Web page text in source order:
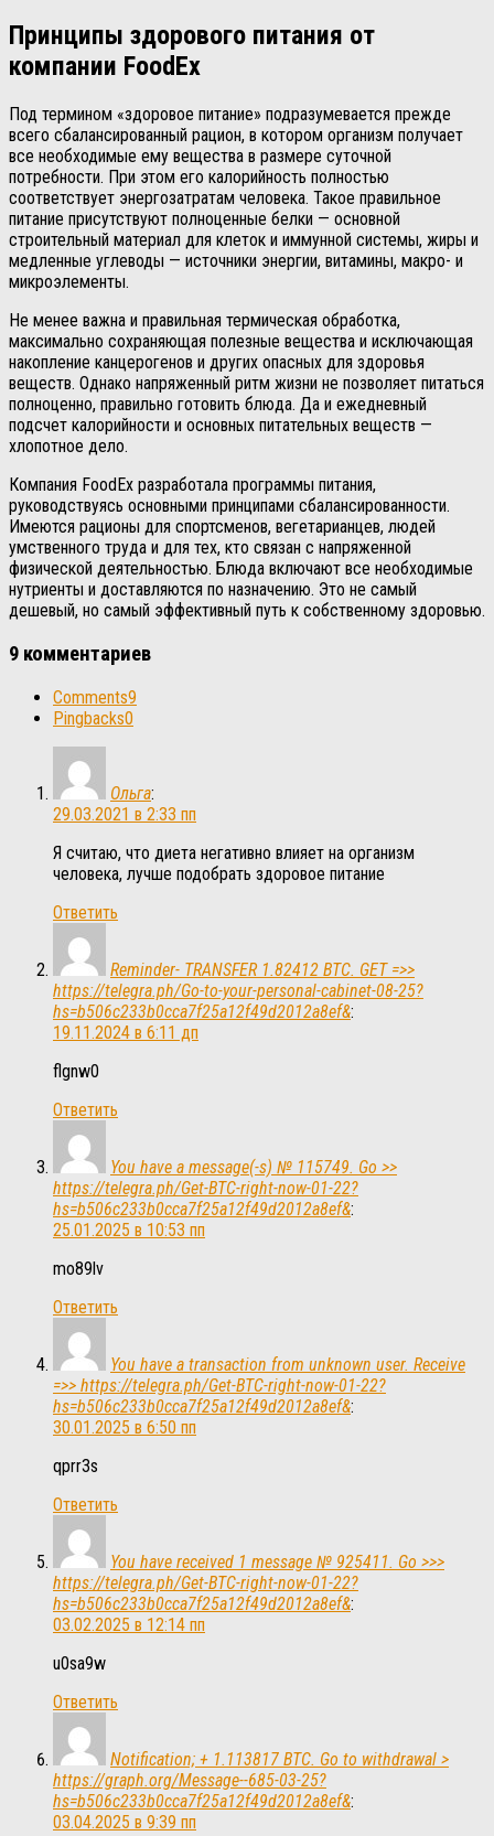
Принципы здорового питания от
компании FoodEx
Под термином «здоровое питание» подразумевается прежде
всего сбалансированный рацион, в котором организм получает
все необходимые ему вещества в размере суточной
потребности. При этом его калорийность полностью
соответствует энергозатратам человека. Такое правильное
питание присутствуют полноценные белки — основной
строительный материал для клеток и иммунной системы, жиры и
медленные углеводы — источники энергии, витамины, макро- и
микроэлементы.
Не менее важна и правильная термическая обработка,
максимально сохраняющая полезные вещества и исключающая
накопление канцерогенов и других опасных для здоровья
веществ. Однако напряженный ритм жизни не позволяет питаться
полноценно, правильно готовить блюда. Да и ежедневный
подсчет калорийности и основных питательных веществ —
хлопотное дело.
Компания FoodEx разработала программы питания,
руководствуясь основными принципами сбалансированности.
Имеются рационы для спортсменов, вегетарианцев, людей
умственного труда и для тех, кто связан с напряженной
физической деятельностью. Блюда включают все необходимые
нутриенты и доставляются по назначению. Это не самый
дешевый, но самый эффективный путь к собственному здоровью.
9 комментариев
Comments9
Pingbacks0
Ольга:
29.03.2021 в 2:33 пп
Я считаю, что диета негативно влияет на организм
человека, лучше подобрать здоровое питание
Ответить
Reminder- TRANSFER 1.82412 BTC. GET =>>
https://telegra.ph/Go-to-your-personal-cabinet-08-25?
hs=b506c233b0cca7f25a12f49d2012a8ef&:
19.11.2024 в 6:11 дп
flgnw0
Ответить
You have a message(-s) № 115749. Go >>
https://telegra.ph/Get-BTC-right-now-01-22?
hs=b506c233b0cca7f25a12f49d2012a8ef&:
25.01.2025 в 10:53 пп
mo89lv
Ответить
You have a transaction from unknown user. Receive
=>> https://telegra.ph/Get-BTC-right-now-01-22?
hs=b506c233b0cca7f25a12f49d2012a8ef&:
30.01.2025 в 6:50 пп
qprr3s
Ответить
You have received 1 message № 925411. Go >>>
https://telegra.ph/Get-BTC-right-now-01-22?
hs=b506c233b0cca7f25a12f49d2012a8ef&:
03.02.2025 в 12:14 пп
u0sa9w
Ответить
Notification; + 1.113817 BTC. Go to withdrawal >
https://graph.org/Message--685-03-25?
hs=b506c233b0cca7f25a12f49d2012a8ef&:
03.04.2025 в 9:39 пп